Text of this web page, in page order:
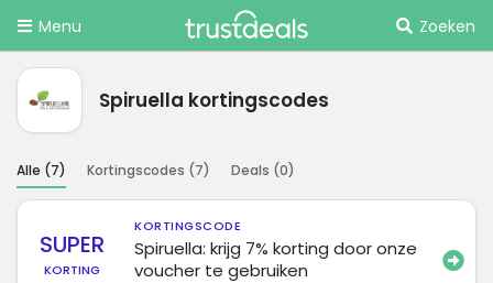
Menu Zoeken
Spiruella kortingscodes
Alle (7) Kortingscodes (7) Deals (0)
SUPER
KORTING
KORTINGSCODE
Spiruella: krijg 7% korting door onze
voucher te gebruiken